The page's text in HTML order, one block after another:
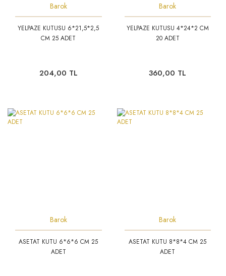
Barok
YELPAZE KUTUSU 6*21,5*2,5
CM 25 ADET
204,00 TL
Barok
YELPAZE KUTUSU 4*24*2 CM
20 ADET
360,00 TL
Barok
ASETAT KUTU 6*6*6 CM 25
ADET
Barok
ASETAT KUTU 8*8*4 CM 25
ADET